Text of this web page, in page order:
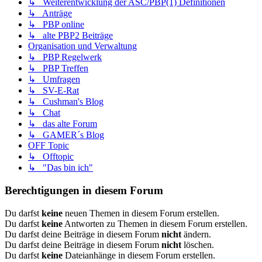
↳ Weiterentwicklung der ASC/PBP(1) Definitionen
↳ Anträge
↳ PBP online
↳ alte PBP2 Beiträge
Organisation und Verwaltung
↳ PBP Regelwerk
↳ PBP Treffen
↳ Umfragen
↳ SV-E-Rat
↳ Cushman's Blog
↳ Chat
↳ das alte Forum
↳ GAMER´s Blog
OFF Topic
↳ Offtopic
↳ "Das bin ich"
Berechtigungen in diesem Forum
Du darfst keine neuen Themen in diesem Forum erstellen.
Du darfst keine Antworten zu Themen in diesem Forum erstellen.
Du darfst deine Beiträge in diesem Forum nicht ändern.
Du darfst deine Beiträge in diesem Forum nicht löschen.
Du darfst keine Dateianhänge in diesem Forum erstellen.